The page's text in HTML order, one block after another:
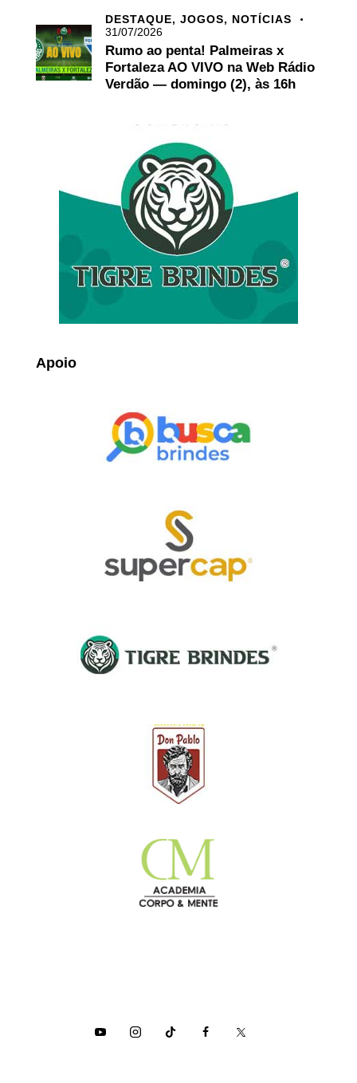
DESTAQUE, JOGOS, NOTÍCIAS
31/07/2026
Rumo ao penta! Palmeiras x
Fortaleza AO VIVO na Web Rádio
Verdão — domingo (2), às 16h
Apoio